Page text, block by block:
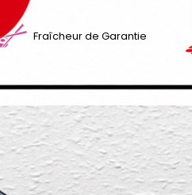
Fraîcheur de Garantie